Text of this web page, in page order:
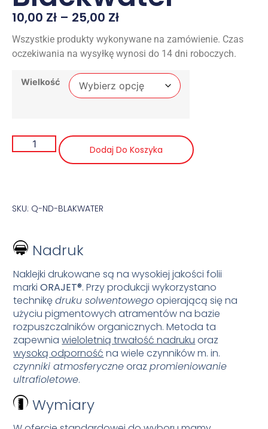
10,00 Zł – 25,00 Zł
Wszystkie produkty wykonywane na zamówienie. Czas
oczekiwania na wysyłkę wynosi do 14 dni roboczych.
Wielkość
Dodaj Do Koszyka
SKU: Q-ND-BLAKWATER
Nadruk
Naklejki drukowane są na wysokiej jakości folii
markiORAJET®. Przy produkcji wykorzystano
technikędruku solwentowegoopierającą się na
użyciu pigmentowych atramentów na bazie
rozpuszczalników organicznych. Metoda ta
zapewniawieloletnią trwałość nadruku oraz
wysoką odporność na wiele czynników m. in.
czynniki atmosferyczneorazpromieniowanie
ultrafioletowe.
Wymiary